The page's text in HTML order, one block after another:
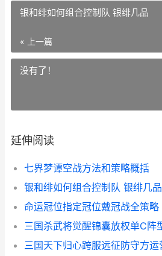
银和绯如何组合控制队 银绯几品
« 上一篇
没有了！
延伸阅读
七界梦谭空战方法和策略概括
银和绯如何组合控制队 银绯几品